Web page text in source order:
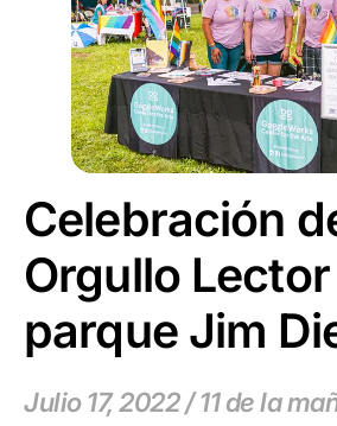
Celebración
Orgullo
parque Jim
Julio 17, 2022 / 11 de la